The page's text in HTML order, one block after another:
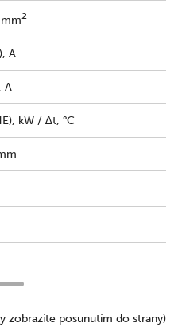
2
A
A
kW / ∆t, °C
zobrazíte posunutím do strany)